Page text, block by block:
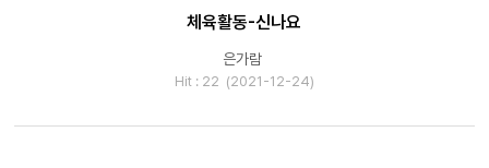
체육활동-신나요
은가람
Hit : 22 (2021-12-24)